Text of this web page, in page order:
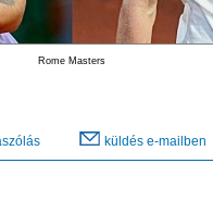
Rome Masters
küldés e-mailben